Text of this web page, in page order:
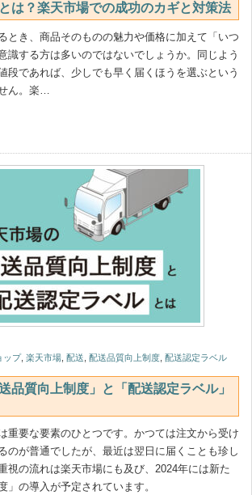
は？楽天市場での成功のカギと対策法
とき、商品そのものの魅力や価格に加えて「いつ
識する方は多いのではないでしょうか。同じよう
段であれば、少しでも早く届くほうを選ぶという
ん。楽…
ップ, 楽天市場 配送 配送品質向上制度 配送認定ラベル
品質向上制度」と「配送認定ラベル」
重要な要素のひとつです。かつては注文から受け
のが普通でしたが、最近は翌日に届くことも珍し
視の流れは楽天市場にも及び、2024年には新た
」の導入が予定されています。